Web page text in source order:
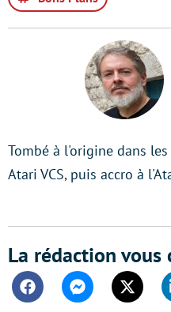
Tombé à l'origine dans
Atari VCS, puis accro à
La rédaction vous
FacebookMessengerTwitter